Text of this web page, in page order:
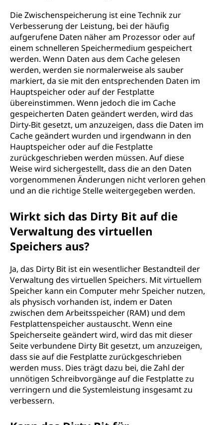
Die Zwischenspeicherung ist eine Technik zur
Verbesserung der Leistung, bei der häufig
aufgerufene Daten näher am Prozessor oder auf
einem schnelleren Speichermedium gespeichert
werden. Wenn Daten aus dem Cache gelesen
werden, werden sie normalerweise als sauber
markiert, da sie mit den entsprechenden Daten im
Hauptspeicher oder auf der Festplatte
übereinstimmen. Wenn jedoch die im Cache
gespeicherten Daten geändert werden, wird das
Dirty-Bit gesetzt, um anzuzeigen, dass die Daten im
Cache geändert wurden und irgendwann in den
Hauptspeicher oder auf die Festplatte
zurückgeschrieben werden müssen. Auf diese
Weise wird sichergestellt, dass die an den Daten
vorgenommenen Änderungen nicht verloren gehen
und an die richtige Stelle weitergegeben werden.
Wirkt sich das Dirty Bit auf die
Verwaltung des virtuellen
Speichers aus?
Ja, das Dirty Bit ist ein wesentlicher Bestandteil der
Verwaltung des virtuellen Speichers. Mit virtuellem
Speicher kann ein Computer mehr Speicher nutzen,
als physisch vorhanden ist, indem er Daten
zwischen dem Arbeitsspeicher (RAM) und dem
Festplattenspeicher austauscht. Wenn eine
Speicherseite geändert wird, wird das mit dieser
Seite verbundene Dirty Bit gesetzt, um anzuzeigen,
dass sie auf die Festplatte zurückgeschrieben
werden muss. Dies trägt dazu bei, die Zahl der
unnötigen Schreibvorgänge auf die Festplatte zu
verringern und die Systemleistung insgesamt zu
verbessern.